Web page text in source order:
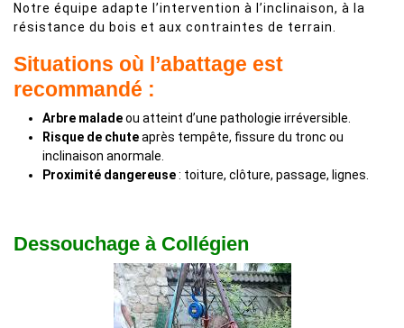
Notre équipe adapte l’intervention à l’inclinaison, à la
résistance du bois et aux contraintes de terrain.
Situations où l’abattage est
recommandé :
Arbre maladeou atteint d’une pathologie irréversible.
Risque de chuteaprès tempête, fissure du tronc ou
inclinaison anormale.
Proximité dangereuse: toiture, clôture, passage, lignes.
Dessouchage à Collégien